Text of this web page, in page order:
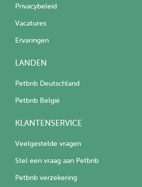
Privacybeleid
Vacatures
Ervaringen
LANDEN
Petbnb Deutschland
Petbnb België
KLANTENSERVICE
Veelgestelde vragen
Stel een vraag aan Petbnb
Petbnb verzekering